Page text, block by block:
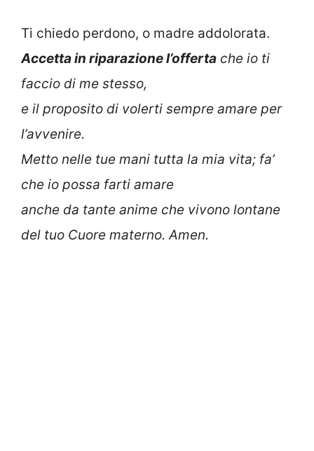
Ti chiedo perdono, o madre addolorata.
Accetta in riparazione l’offerta che io ti
faccio di me stesso,
e il proposito di volerti sempre amare per
l’avvenire.
Metto nelle tue mani tutta la mia vita; fa’
che io possa farti amare
anche da tante anime che vivono lontane
del tuo Cuore materno. Amen.